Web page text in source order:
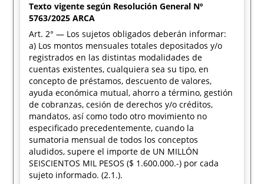
Texto vigente según Resolución General Nº
5763/2025 ARCA
Art. 2° — Los sujetos obligados deberán informar:
a) Los montos mensuales totales depositados y/o
registrados en las distintas modalidades de
cuentas existentes, cualquiera sea su tipo, en
concepto de préstamos, descuento de valores,
ayuda económica mutual, ahorro a término, gestión
de cobranzas, cesión de derechos y/o créditos,
mandatos, así como todo otro movimiento no
especificado precedentemente, cuando la
sumatoria mensual de todos los conceptos
aludidos, supere el importe de UN MILLÓN
SEISCIENTOS MIL PESOS ($ 1.600.000.-) por cada
sujeto informado. (2.1.).